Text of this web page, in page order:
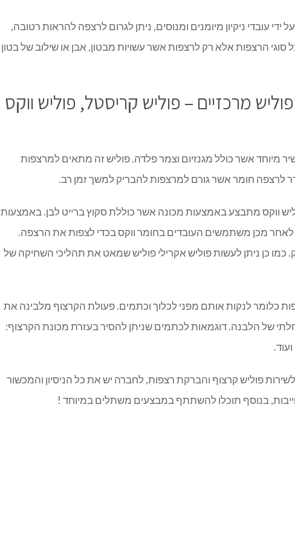
עובדי ניקיון מיומנים ומנוסים, ניתן לגרום לרצפה להראות רטובה,
סוגי הרצפות אלא רק לרצפות אשר עשויות מבטון, אבן או שילוב של בטון
מרכזיים – פוליש קריסטל, פוליש ווקס
מיוחד אשר כולל מגנזיום וצמר פלדה. פוליש זה מתאים למרצפות
לרצפה חומר אשר גורם למרצפות להבריק למשך זמן רב.
ווקס מתבצע באמצעות מכונה אשר כוללת סקוץ ברייט לבן. באמצעות
מכן משתמשים העובדים בחומר ווקס בכדי לצפות את הרצפה.
כמו כן ניתן לעשות פוליש אקרילי פוליש שמאט את תהליכי השחיקה של
כלומר לנקות אותם מפני לכלוך וכתמים. פעולת הקרצוף מלבינה את
של הלבנה. דוגמאות לכתמים שניתן להסיר בעזרת מכונת הקרצוף:
פוליש קרצוף והברקת רצפות, לחברה יש את כל הניסיון והמכשור
בנוסף תוכלו להשתתף במבצעים משתלים במיוחד !